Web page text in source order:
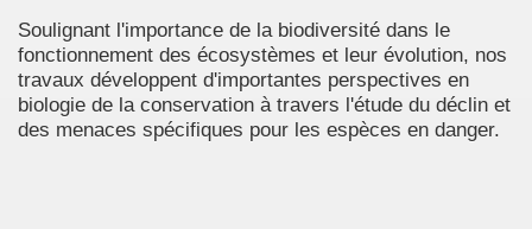
Soulignant l'importance de la biodiversité dans le
fonctionnement des écosystèmes et leur évolution, nos
travaux développent d'importantes perspectives en
biologie de la conservation à travers l'étude du déclin et
des menaces spécifiques pour les espèces en danger.